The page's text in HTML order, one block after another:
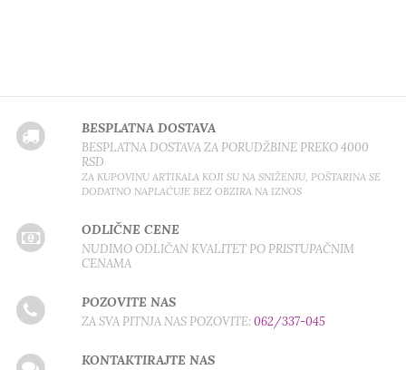
BESPLATNA DOSTAVA
BESPLATNA DOSTAVA ZA PORUDŽBINE PREKO 4000
RSD
ZA KUPOVINU ARTIKALA KOJI SU NA SNIŽENJU, POŠTARINA SE
DODATNO NAPLAĆUJE BEZ OBZIRA NA IZNOS
ODLIČNE CENE
NUDIMO ODLIČAN KVALITET PO PRISTUPAČNIM
CENAMA
POZOVITE NAS
ZA SVA PITNJA NAS POZOVITE:062/337-045
KONTAKTIRAJTE NAS